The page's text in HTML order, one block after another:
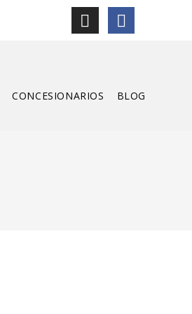
CONCESIONARIOS BLOG